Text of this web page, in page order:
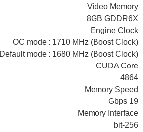
Video Memory
8GB GDDR6X
Engine Clock
OC mode : 1710 MHz (Boost Clock)
Default mode : 1680 MHz (Boost Clock)
CUDA Core
4864
Memory Speed
19 Gbps
Memory Interface
256-bit